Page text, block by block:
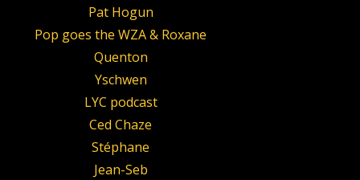
Pat Hogun
Pop goes the WZA & Roxane
Quenton
Yschwen
LYC podcast
Ced Chaze
Stéphane
Jean-Seb